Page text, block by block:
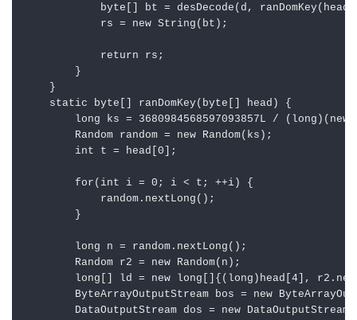
byte [] bt = desDecode(d,
            rs =
new String (bt);
return rs;
        }
    }
static
byte [] ranDomKey( byte [] head) {
long
ks = 3680984568597093857L / ( long )( new
Random
random = new Random(ks);
int
t = head[ 0 ];
for ( int i = 0 ; i < t; ++i) {
            random.nextLong();
        }
long n = random.nextLong();
Random
r2 = new Random(n);
long [] ld = new long []{( long )head[ 4 ],
ByteArrayOutputStream
bos = new
DataOutputStream
dos = new DataOutputStream